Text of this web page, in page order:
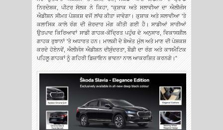
ਨਿਰਦੇਸ਼ਕ, ਪੀਟਰ ਸੋਲਕ ਨੇ ਕਿਹਾ, “ਕੁਸ਼ਾਕ ਅਤੇ ਸਲਾਵੀਆ ਦਾ ਐਲੀਜੰਸ
ਐਡੀਸ਼ਨ ਸੀਮਤ ਪੇਸ਼ਕਸ਼ ਵਜੋਂ ਲਾਂਚ ਕੀਤਾ ਜਾਵੇਗਾ। ਕੁਸ਼ਾਕ ਅਤੇ ਸਲਾਵੀਆ 'ਤੇ
ਕਲਾਸਿਕ ਕਾਲੇ ਰੰਗ ਦੀ ਜ਼ੋਰਦਾਰ ਮੰਗ ਕੀਤੀ ਗਈ ਹੈ। ਸਾਡੀਆਂ ਸਾਰੀਆਂ
ਉਤਪਾਦ ਕਿਰਿਆਵਾਂ ਸਾਡੀ ਗਾਹਕ-ਕੇਂਦ੍ਰਿਤ ਪਹੁੰਚ ਦੇ ਅਨੁਸਾਰ, ਵਿਕਾਸਸ਼ੀਲ
ਗਾਹਕ ਰੁਝਾਨਾਂ 'ਤੇ ਅਧਾਰਤ ਹਨ। ਮਾਲਕੀ ਦੇ ਬੇਅੰਤ ਮੁੱਲ ਅਤੇ ਮਾਣ ਦੀ ਪੇਸ਼ਕਸ਼
ਕਰਦੇ ਹੋਏਨਵੇਂ, ਐਲੀਜੰਸ ਐਡੀਸ਼ਨ ਦੀਸੁੰਦਰਤਾ, ਬੌਡੀ ਦਾ ਰੰਗ ਅਤੇ ਕਾਸਮੈਟਿਕ
ਪਹਿਲੂ ਗਾਹਕਾਂ ਨੂੰ ਗਹਿਰੀ ਡਿਜ਼ਾਇਨ ਭਾਵਨਾ ਨਾਲ ਆਕਰਸ਼ਿਤ ਕਰਨਗੇ।”